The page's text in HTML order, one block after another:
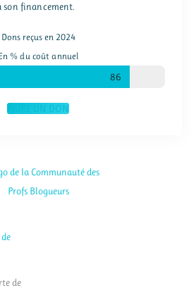
son financement.
Dons reçus en 2024
% du coût annuel
86
FAIRE UN DON
de